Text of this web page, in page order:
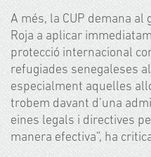
A més, la CUP demana al
Roja a aplicar
protecció internacional
refugiades senegaleses
especialment aquelles
trobem davant d’una
eines legals i directives
manera efectiva”, ha